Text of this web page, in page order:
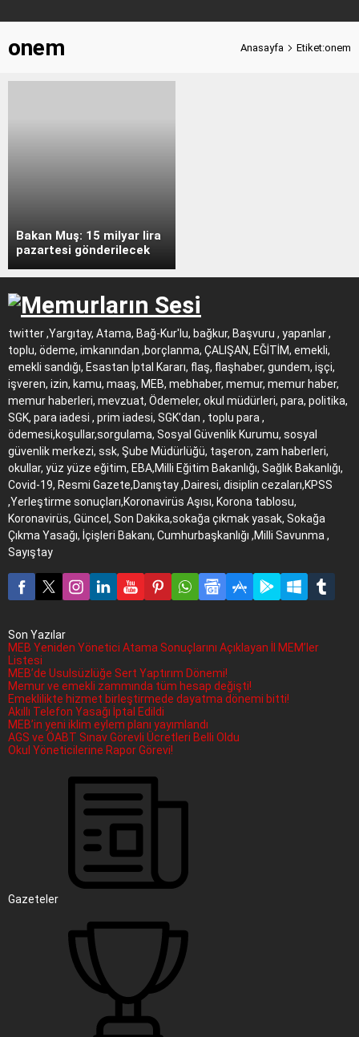
onem Anasayfa Etiket:onem
Bakan Muş: 15 milyar lira
pazartesi gönderilecek
twitter ,Yargıtay, Atama, Bağ-Kur'lu, bağkur, Başvuru , yapanlar ,
toplu, ödeme, imkanından ,borçlanma, ÇALIŞAN, EĞİTİM, emekli,
emekli sandığı, Esastan İptal Kararı, flaş, flaşhaber, gundem, işçi,
işveren, izin, kamu, maaş, MEB, mebhaber, memur, memur haber,
memur haberleri, mevzuat, Ödemeler, okul müdürleri, para, politika,
SGK, para iadesi , prim iadesi, SGK'dan , toplu para ,
ödemesi,koşullar,sorgulama, Sosyal Güvenlik Kurumu, sosyal
güvenlik merkezi, ssk, Şube Müdürlüğü, taşeron, zam haberleri,
okullar, yüz yüze eğitim, EBA,Milli Eğitim Bakanlığı, Sağlık Bakanlığı,
Covid-19, Resmi Gazete,Danıştay ,Dairesi, disiplin cezaları,KPSS
,Yerleştirme sonuçları,Koronavirüs Aşısı, Korona tablosu,
Koronavirüs, Güncel, Son Dakika,sokağa çıkmak yasak, Sokağa
Çıkma Yasağı, İçişleri Bakanı, Cumhurbaşkanlığı ,Milli Savunma ,
Sayıştay
Son Yazılar
MEB Yeniden Yönetici Atama Sonuçlarını Açıklayan İl MEM’ler
Listesi
MEB’de Usulsüzlüğe Sert Yaptırım Dönemi!
Memur ve emekli zammında tüm hesap değişti!
Emeklilikte hizmet birleştirmede dayatma dönemi bitti!
Akıllı Telefon Yasağı İptal Edildi
MEB’in yeni iklim eylem planı yayımlandı
AGS ve ÖABT Sınav Görevli Ücretleri Belli Oldu
Okul Yöneticilerine Rapor Görevi!
Gazeteler